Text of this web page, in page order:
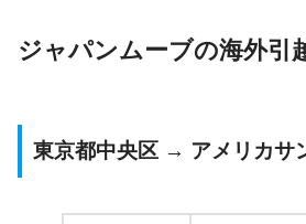
ジャパンムーブの海外引
東京都中央区 → アメリカサ